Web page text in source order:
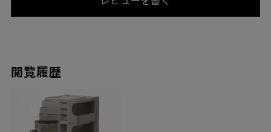
閲覧履歴